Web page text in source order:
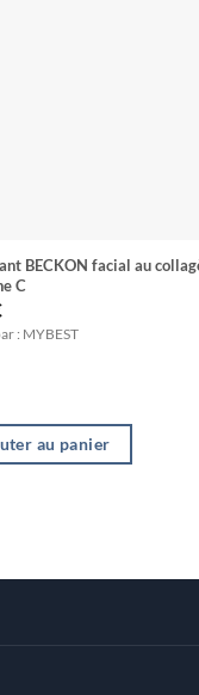
BECKON facial au
C
: MYBEST
au panier